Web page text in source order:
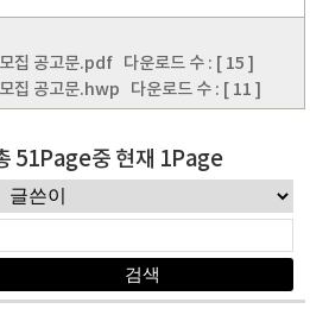
집 공고문.pdf 다운로드 수 : [ 15 ]
집 공고문.hwp 다운로드 수 : [ 11 ]
51Page중 현재 1Page